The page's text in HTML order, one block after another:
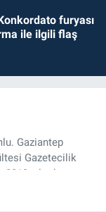
furyası
ile ilgili flaş
Gaziantep
Gazetecilik
yılında
muhabir,